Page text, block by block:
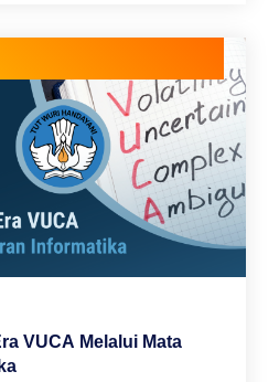
VUCA Melalui Mata